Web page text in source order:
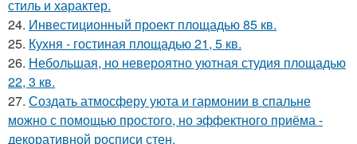
стиль и характер.
24. Инвестиционный проект площадью 85 кв.
25. Кухня - гостиная площадью 21, 5 кв.
26. Небольшая, но невероятно уютная студия площадью
22, 3 кв.
27. Создать атмосферу уюта и гармонии в спальне
можно с помощью простого, но эффектного приёма -
декоративной росписи стен.